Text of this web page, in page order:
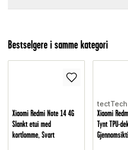
Bestselgere i samme kategori
Xiaomi Redmi Note 14 4G
Slankt etui med
kortlomme, Svart
tectTech
Xiaomi
Tynt TPU-